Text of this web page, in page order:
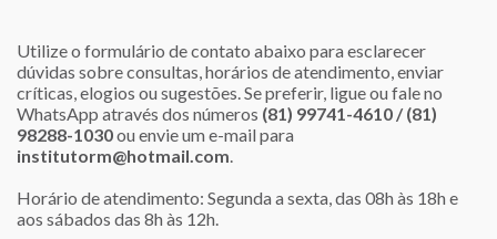
Utilize o formulário de contato abaixo para esclarecer
dúvidas sobre consultas, horários de atendimento, enviar
críticas, elogios ou sugestões. Se preferir, ligue ou fale no
WhatsApp através dos números (81) 99741-4610 / (81)
98288-1030ou envie um e-mail para
institutorm@hotmail.com.
Horário de atendimento: Segunda a sexta, das 08h às 18h e
aos sábados das 8h às 12h.